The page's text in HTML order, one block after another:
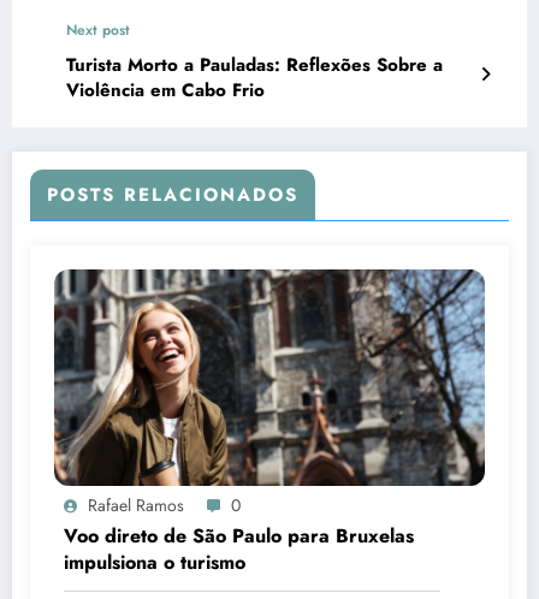
Next post
Turista Morto a Pauladas: Reflexões Sobre a
Violência em Cabo Frio
POSTS RELACIONADOS
Rafael Ramos 0
Voo direto de São Paulo para Bruxelas
impulsiona o turismo